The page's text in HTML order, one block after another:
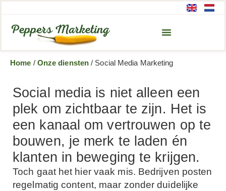
Home / Onze diensten / Social Media Marketing
Social media is niet alleen een
plek om zichtbaar te zijn. Het is
een kanaal om vertrouwen op te
bouwen, je merk te laden én
klanten in beweging te krijgen.
Toch gaat het hier vaak mis. Bedrijven posten
regelmatig content, maar zonder duidelijke